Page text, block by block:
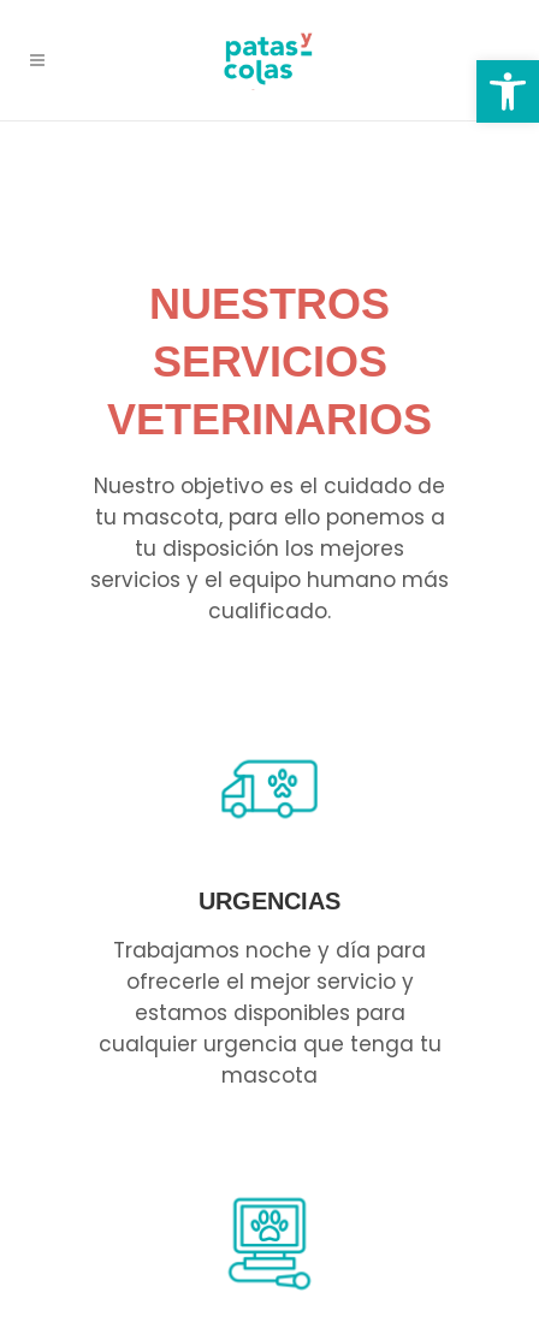
NUESTROS
SERVICIOS
VETERINARIOS
Nuestro objetivo es el cuidado de
tu mascota, para ello ponemos a
tu disposición los mejores
servicios y el equipo humano más
cualificado.
URGENCIAS
Trabajamos noche y día para
ofrecerle el mejor servicio y
estamos disponibles para
cualquier urgencia que tenga tu
mascota